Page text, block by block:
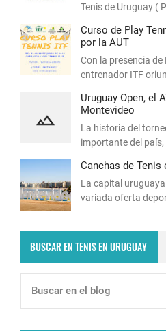
Tenis de Uruguay (
Curso de Play
por la AUT
Con la presencia de
entrenador ITF
Uruguay Open, el
Montevideo
La historia del
importante del país,
Canchas de Tenis
La capital
variada oferta
BUSCAR EN TENIS EN URUGUAY